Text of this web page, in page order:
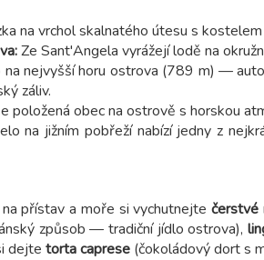
na vrchol skalnatého útesu s
Ze Sant'Angela vyrážejí lodě na
na nejvyšší horu ostrova (789 m) —
záliv.
položená obec na ostrově s horskou
na jižním pobřeží nabízí jedny z
přístav a moře si vychutnejte čerstvé
způsob — tradiční jídlo ostrova),
dejte torta caprese (čokoládový dort s